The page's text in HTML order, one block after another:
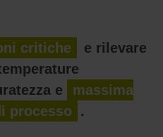
critiche
e rilevare
e
massima
processo .